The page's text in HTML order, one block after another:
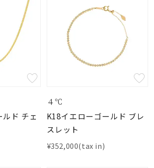
ド チェ
４℃
K18イエローゴールド ブレ
スレット
¥352,000(tax in)